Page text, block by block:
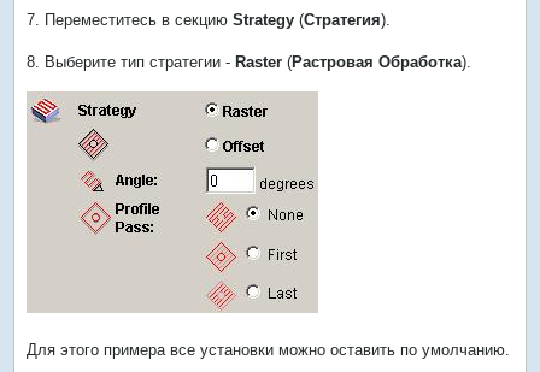
7. Переместитесь в секцию Strategy (Стратегия).
8. Выберите тип стратегии -Raster (Растровая Обработка).
Для этого примера все установки можно оставить по умолчанию.